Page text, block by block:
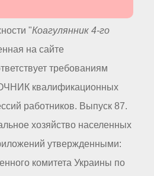
"Коагулянник 4-го
на сайте
требованиям
квалификационных
работников. Выпуск 87.
хозяйство населенных
утвержденными:
комитета Украины по